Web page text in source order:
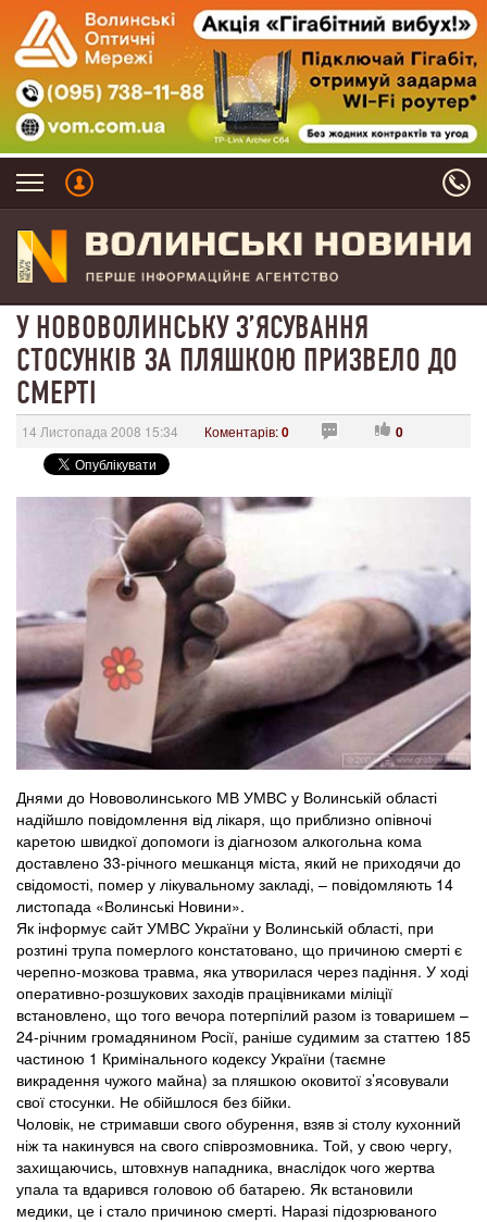
У НОВОВОЛИНСЬКУ З’ЯСУВАННЯ
СТОСУНКІВ ЗА ПЛЯШКОЮ ПРИЗВЕЛО ДО
СМЕРТІ
14 Листопада 2008 15:34 Коментарів:0 0
Днями до Нововолинського МВ УМВС у Волинській області
надійшло повідомлення від лікаря, що приблизно опівночі
каретою швидкої допомоги із діагнозом алкогольна кома
доставлено 33-річного мешканця міста, який не приходячи до
свідомості, помер у лікувальному закладі, – повідомляють 14
листопада «Волинські Новини».
Як інформує сайт УМВС України у Волинській області, при
розтині трупа померлого констатовано, що причиною смерті є
черепно-мозкова травма, яка утворилася через падіння. У ході
оперативно-розшукових заходів працівниками міліції
встановлено, що того вечора потерпілий разом із товаришем –
24-річним громадянином Росії, раніше судимим за статтею 185
частиною 1 Кримінального кодексу України (таємне
викрадення чужого майна) за пляшкою оковитої з’ясовували
свої стосунки. Не обійшлося без бійки.
Чоловік, не стримавши свого обурення, взяв зі столу кухонний
ніж та накинувся на свого співрозмовника. Той, у свою чергу,
захищаючись, штовхнув нападника, внаслідок чого жертва
упала та вдарився головою об батарею. Як встановили
медики, це і стало причиною смерті. Наразі підозрюваного